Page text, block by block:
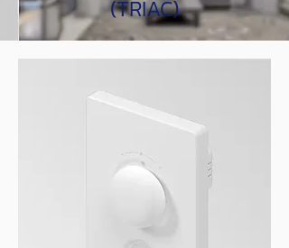
(TRIAC)